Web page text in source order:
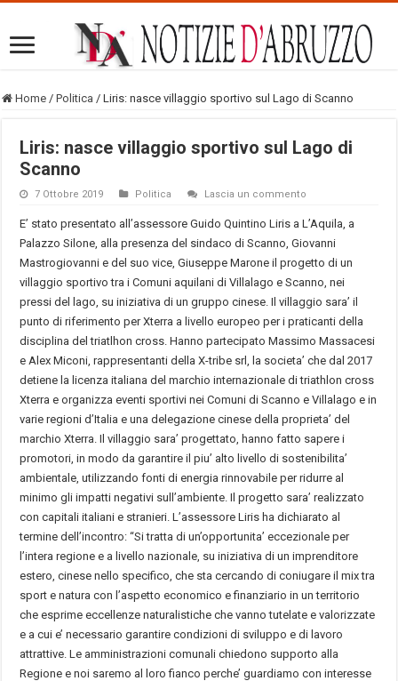
Home / Politica / Liris: nasce villaggio sportivo sul Lago di Scanno
Liris: nasce villaggio sportivo sul Lago di
Scanno
7 Ottobre 2019 Politica Lascia un commento
E’ stato presentato all’assessore Guido Quintino Liris a L’Aquila, a
Palazzo Silone, alla presenza del sindaco di Scanno, Giovanni
Mastrogiovanni e del suo vice, Giuseppe Marone il progetto di un
villaggio sportivo tra i Comuni aquilani di Villalago e Scanno, nei
pressi del lago, su iniziativa di un gruppo cinese. Il villaggio sara’ il
punto di riferimento per Xterra a livello europeo per i praticanti della
disciplina del triatlhon cross. Hanno partecipato Massimo Massacesi
e Alex Miconi, rappresentanti della X-tribe srl, la societa’ che dal 2017
detiene la licenza italiana del marchio internazionale di triathlon cross
Xterra e organizza eventi sportivi nei Comuni di Scanno e Villalago e in
varie regioni d’Italia e una delegazione cinese della proprieta’ del
marchio Xterra. Il villaggio sara’ progettato, hanno fatto sapere i
promotori, in modo da garantire il piu’ alto livello di sostenibilita’
ambientale, utilizzando fonti di energia rinnovabile per ridurre al
minimo gli impatti negativi sull’ambiente. Il progetto sara’ realizzato
con capitali italiani e stranieri. L’assessore Liris ha dichiarato al
termine dell’incontro: “Si tratta di un’opportunita’ eccezionale per
l’intera regione e a livello nazionale, su iniziativa di un imprenditore
estero, cinese nello specifico, che sta cercando di coniugare il mix tra
sport e natura con l’aspetto economico e finanziario in un territorio
che esprime eccellenze naturalistiche che vanno tutelate e valorizzate
e a cui e’ necessario garantire condizioni di sviluppo e di lavoro
attrattive. Le amministrazioni comunali chiedono supporto alla
Regione e noi saremo al loro fianco perche’ guardiamo con interesse